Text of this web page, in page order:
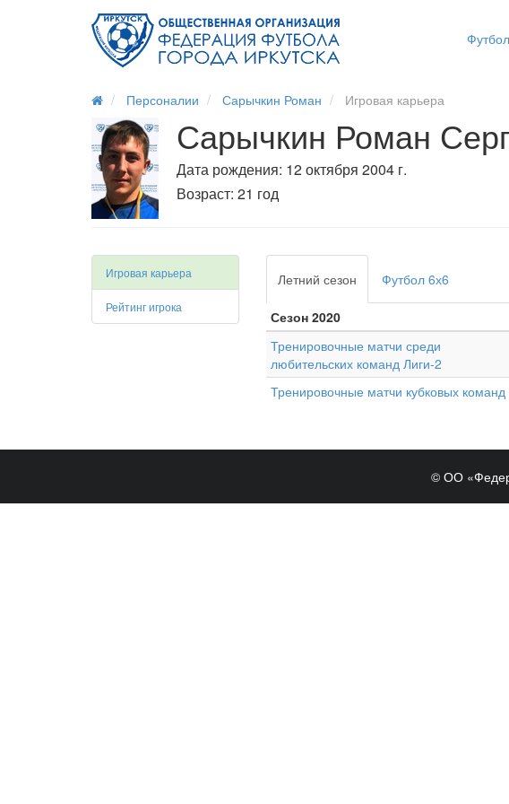
Персоналии Сарычкин Роман Игровая карьера
Сарычкин Роман
Дата рождения: 12 октября 2004 г.
Возраст: 21 год
Игровая карьера
Рейтинг игрока
Летний сезон Футбол 6х6
Сезон 2020
Тренировочные матчи среди
любительских команд Лиги-2
Тренировочные матчи кубковых команд
© ОО